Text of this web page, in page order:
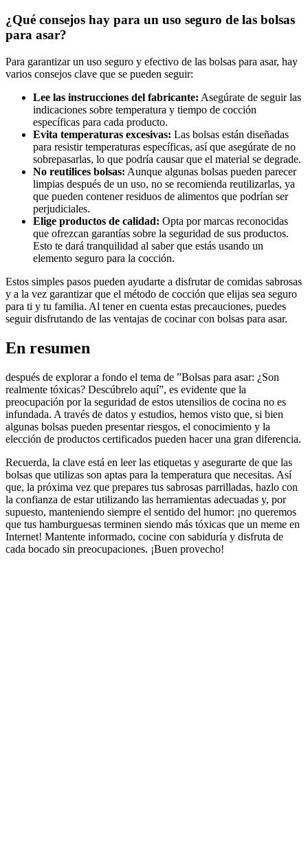
¿Qué consejos hay⁤ para un uso seguro de las bolsas
para asar?
Para garantizar un uso seguro y efectivo⁣ de⁢ las bolsas para asar, hay⁤
varios consejos clave que se pueden seguir:
Lee las instrucciones del fabricante: Asegúrate de ​seguir las
indicaciones sobre‍ temperatura y tiempo de cocción
específicas para​ cada producto.
Evita temperaturas ‍excesivas: Las bolsas están ⁣diseñadas⁣
para resistir ⁤temperaturas específicas, ‍así que‍ asegúrate ‍de‍ no
sobrepasarlas, ⁣lo que‍ podría⁤ causar ‌que‌ el material ‌se degrade.
No reutilices bolsas: Aunque algunas bolsas pueden ⁤parecer
limpias después de un ‌uso, no se recomienda ⁤reutilizarlas, ya
⁤que pueden contener residuos de⁢ alimentos⁤ que podrían ​ser
perjudiciales.
Elige productos⁣ de calidad: Opta ​por⁢ marcas reconocidas‍
que ofrezcan garantías sobre la seguridad⁢ de‌ sus ‍productos.
Esto ‌te dará tranquilidad al​ saber‍ que⁢ estás usando un
⁢elemento seguro para la​ cocción.
Estos simples⁤ pasos pueden ayudarte a disfrutar de comidas sabrosas
⁤y a⁣ la⁢ vez garantizar que el método ⁣de cocción ​que elijas sea seguro
para ti y tu familia. Al⁤ tener en cuenta estas precauciones, puedes
seguir disfrutando de las ventajas de cocinar con bolsas ​para⁤ asar.
En resumen
después de explorar a fondo el tema ⁤de ⁢”Bolsas para asar: ¿Son
realmente tóxicas? Descúbrelo aquí”, es evidente que⁤ la
preocupación por la​ seguridad de estos utensilios de cocina no es⁣
infundada. ​A través de datos y estudios, hemos visto que, si bien
algunas bolsas pueden presentar riesgos, ​el conocimiento‌ y la
⁢elección de productos certificados pueden hacer una gran​ diferencia.
Recuerda, la clave está en leer las​ etiquetas y asegurarte⁤ de que las
bolsas que utilizas ⁢son aptas para la⁣ temperatura que necesitas. Así
que, la​ próxima⁤ vez que prepares tus sabrosas parrilladas,​ hazlo⁤ con
la confianza de ⁢estar utilizando ⁣las ⁣herramientas adecuadas y, por
‍supuesto, manteniendo siempre el sentido del⁤ humor:​ ¡no ‌queremos
que​ tus hamburguesas terminen siendo‍ más ​tóxicas que un⁤ meme en
Internet! Mantente ​informado, cocine ‍con sabiduría y disfruta de⁤
cada bocado sin⁢ preocupaciones. ¡Buen provecho!